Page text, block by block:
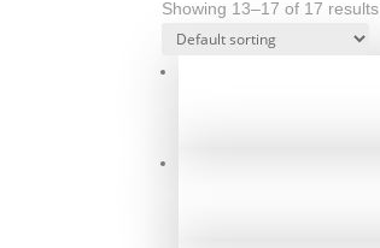
Showing 13–17 of 17 results